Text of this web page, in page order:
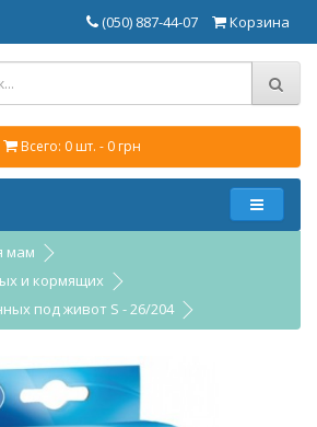
Корзина
(050) 887-44-07
Всего: 0 шт. - 0 грн
мам
и кормящих
под живот S - 26/204